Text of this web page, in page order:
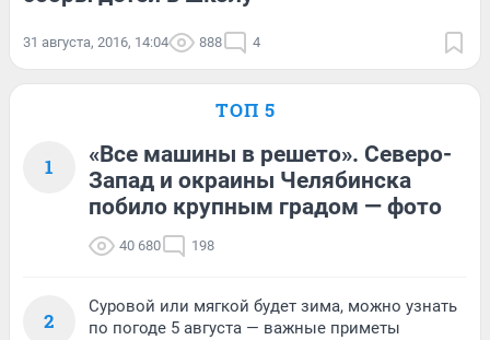
31 августа, 2016, 14:04 888 4
ТОП 5
1
«Все машины в решето». Северо-
Запад и окраины Челябинска
побило крупным градом — фото
40 680 198
2
Суровой или мягкой будет зима, можно узнать
по погоде 5 августа — важные приметы